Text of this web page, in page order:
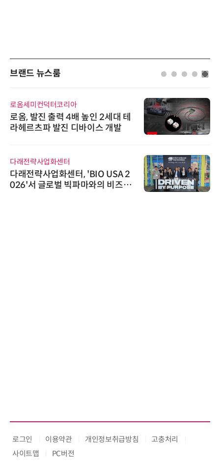
브랜드 뉴스룸
로옴세미컨덕터코리아
로옴, 발진 출력 4배 높인 2세대 테
라헤르츠파 발진 디바이스 개발
다래전략사업화센터
다래전략사업화센터, 'BIO USA 2
026'서 글로벌 빅파마와의 비즈니
로그인 이용약관 개인정보취급방침
고충처리
사이트맵
PC버전